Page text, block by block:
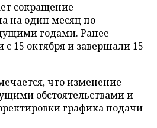
сокращение
на один месяц по
годами. Ранее
15 октября и завершали 15
что изменение
обстоятельствами и
графика подачи